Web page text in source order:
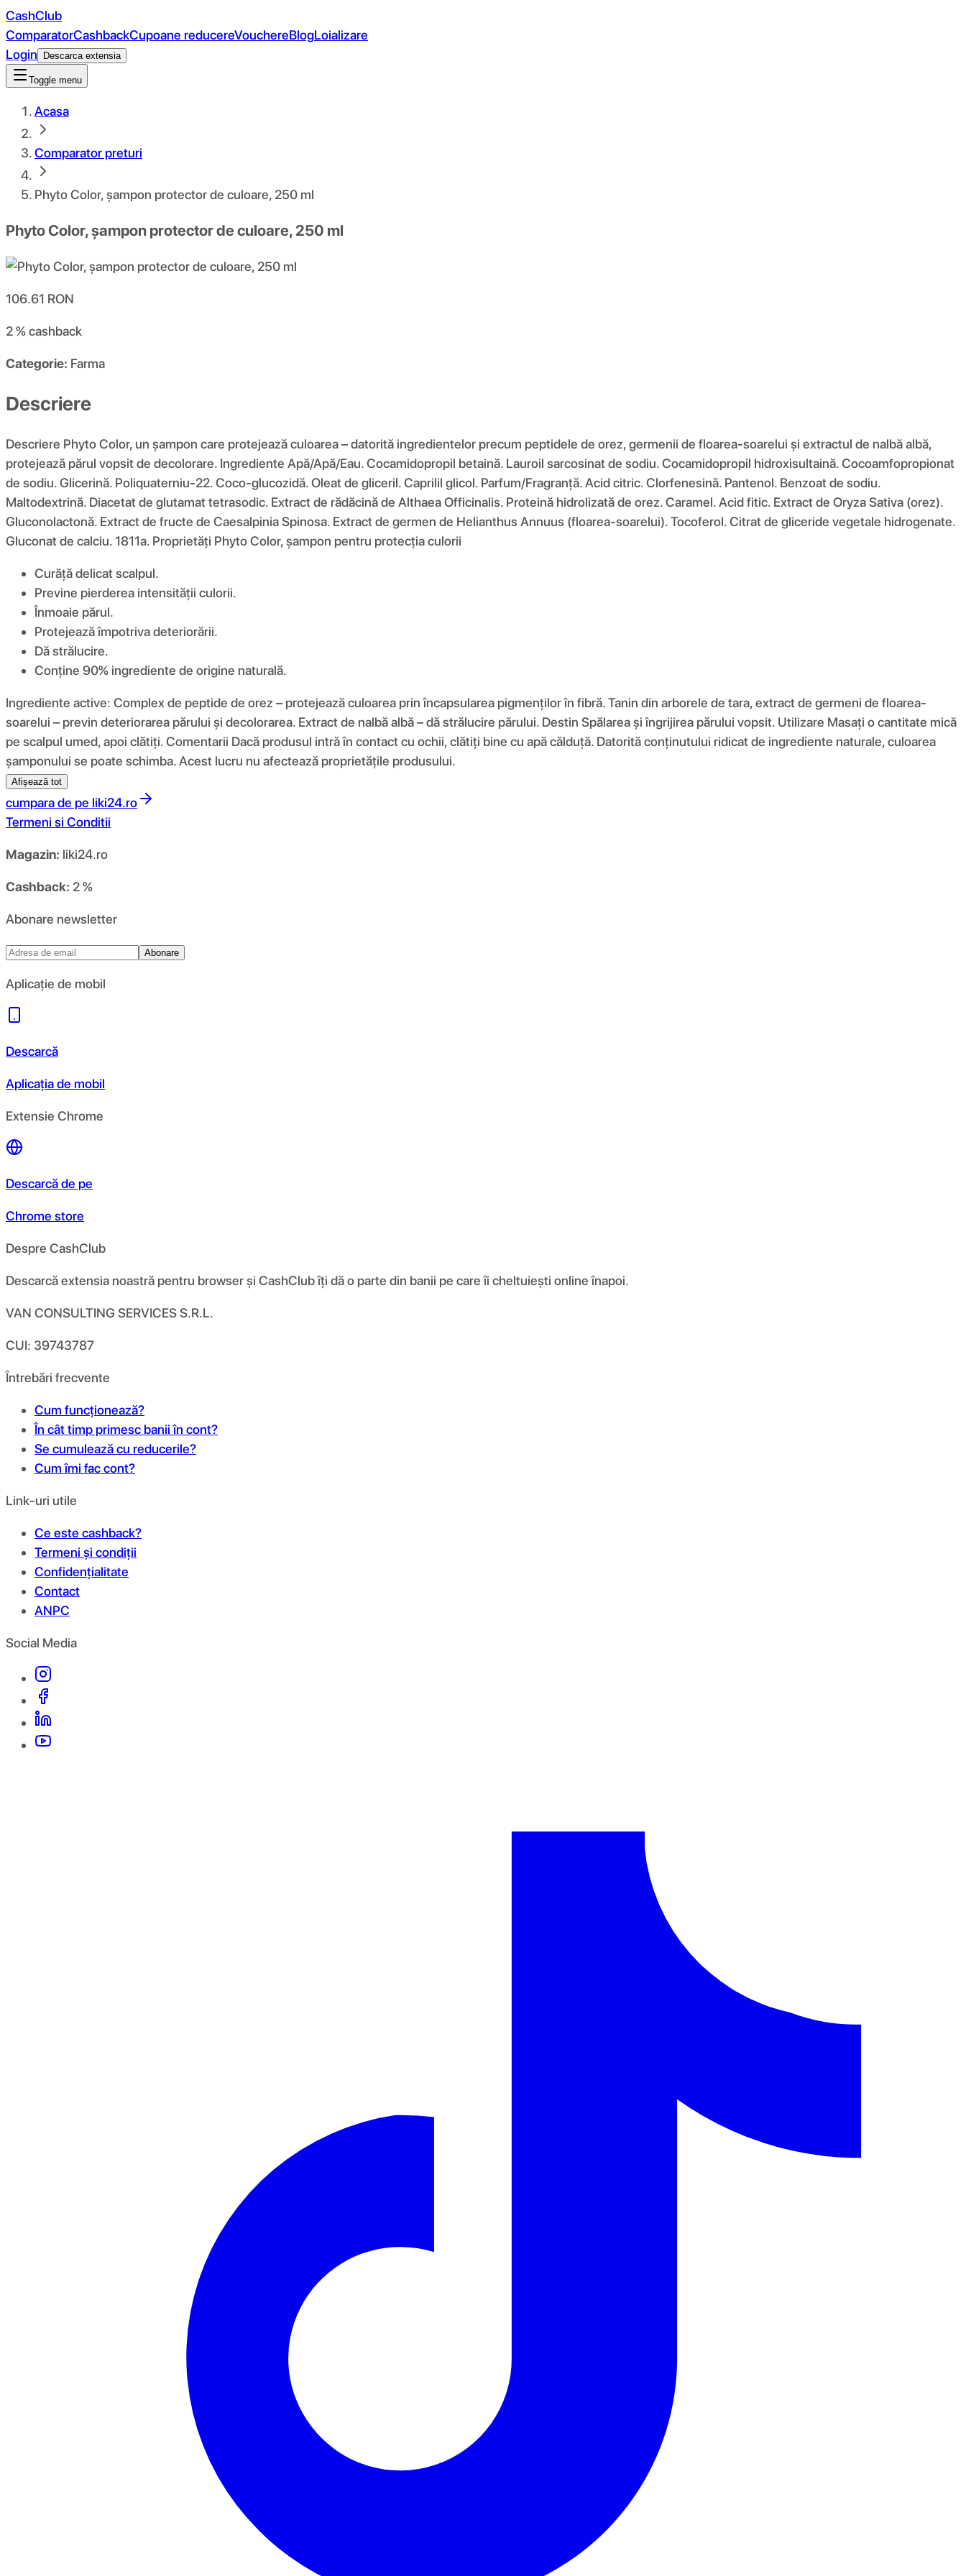
CashClub
ComparatorCashbackCupoane reducereVouchereBlogLoializare
Login
Descarca extensia
Toggle menu
Acasa
Comparator preturi
Phyto Color, șampon protector de culoare, 250 ml
Phyto Color, șampon protector de culoare, 250 ml
106.61 RON
2 %cashback
Categorie: Farma
Descriere
Descriere Phyto Color, un șampon care protejează culoarea – datorită ingredientelor precum peptidele de orez, germenii de floarea-soarelui și extractul de nalbă albă,
protejează părul vopsit de decolorare. Ingrediente Apă/Apă/Eau. Cocamidopropil betaină. Lauroil sarcosinat de sodiu. Cocamidopropil hidroxisultaină. Cocoamfopropionat
de sodiu. Glicerină. Poliquaterniu-22. Coco-glucozidă. Oleat de gliceril. Caprilil glicol. Parfum/Fragranță. Acid citric. Clorfenesină. Pantenol. Benzoat de sodiu.
Maltodextrină. Diacetat de glutamat tetrasodic. Extract de rădăcină de Althaea Officinalis. Proteină hidrolizată de orez. Caramel. Acid fitic. Extract de Oryza Sativa (orez).
Gluconolactonă. Extract de fructe de Caesalpinia Spinosa. Extract de germen de Helianthus Annuus (floarea-soarelui). Tocoferol. Citrat de gliceride vegetale hidrogenate.
Gluconat de calciu. 1811a. Proprietăți Phyto Color, șampon pentru protecția culorii
Curăță delicat scalpul.
Previne pierderea intensității culorii.
Înmoaie părul.
Protejează împotriva deteriorării.
Dă strălucire.
Conține 90% ingrediente de origine naturală.
Ingrediente active: Complex de peptide de orez – protejează culoarea prin încapsularea pigmenților în fibră. Tanin din arborele de tara, extract de germeni de floarea-
soarelui – previn deteriorarea părului și decolorarea. Extract de nalbă albă – dă strălucire părului. Destin Spălarea și îngrijirea părului vopsit. Utilizare Masați o cantitate mică
pe scalpul umed, apoi clătiți. Comentarii Dacă produsul intră în contact cu ochii, clătiți bine cu apă călduță. Datorită conținutului ridicat de ingrediente naturale, culoarea
șamponului se poate schimba. Acest lucru nu afectează proprietățile produsului.
Afișează tot
cumpara de pe liki24.ro
Termeni si Conditii
Magazin: liki24.ro
Cashback: 2 %
Abonare newsletter
Abonare
Aplicație de mobil
Descarcă
Aplicația de mobil
Extensie Chrome
Descarcă de pe
Chrome store
Despre CashClub
Descarcă extensia noastră pentru browser și CashClub îți dă o parte din banii pe care îi cheltuiești online înapoi.
VAN CONSULTING SERVICES S.R.L.
CUI: 39743787
Întrebări frecvente
Cum funcționează?
În cât timp primesc banii în cont?
Se cumulează cu reducerile?
Cum îmi fac cont?
Link-uri utile
Ce este cashback?
Termeni și condiții
Confidențialitate
Contact
ANPC
Social Media